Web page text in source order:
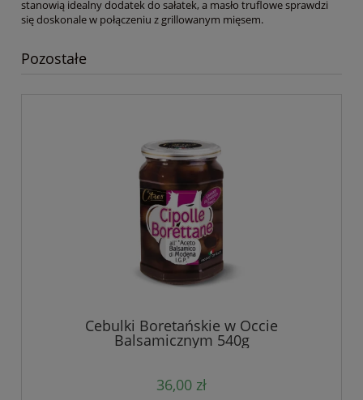
stanowią idealny dodatek do sałatek, a masło truflowe sprawdzi
się doskonale w połączeniu z grillowanym mięsem.
Pozostałe
Cebulki Boretańskie w Occie
Balsamicznym 540g
36,00 zł